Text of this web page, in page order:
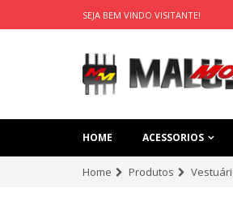
SEJA BEM VINDO VISITANTE!
HOME ACESSORIOS
Home Produtos